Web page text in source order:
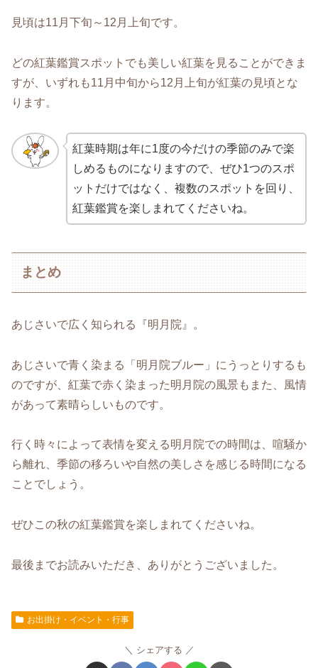
見頃は11月下旬～12月上旬です。
どの紅葉鑑賞スポットでも美しい紅葉を見ることができま
すが、いずれも11月中旬から12月上旬が紅葉の見頃とな
ります。
紅葉時期は年に1度の今だけの季節のみで楽
しめるものになりますので、ぜひ1つのスポ
ットだけではなく、複数のスポットを回り、
紅葉鑑賞を楽しまれてくださいね。
まとめ
あじさいで広く知られる『明月院』。
あじさいで青く染まる「明月院ブルー」にうっとりするも
のですが、紅葉で赤く染まった明月院の風景もまた、風情
があって素晴らしいものです。
行く時々によって表情を変える明月院での時間は、喧騒か
ら離れ、季節の移ろいや自然の美しさを感じる時間になる
ことでしょう。
ぜひこの秋の紅葉鑑賞を楽しまれてくださいね。
最後までお読みいただき、ありがとうございました。
お出掛け・イベント・行事
シェアする